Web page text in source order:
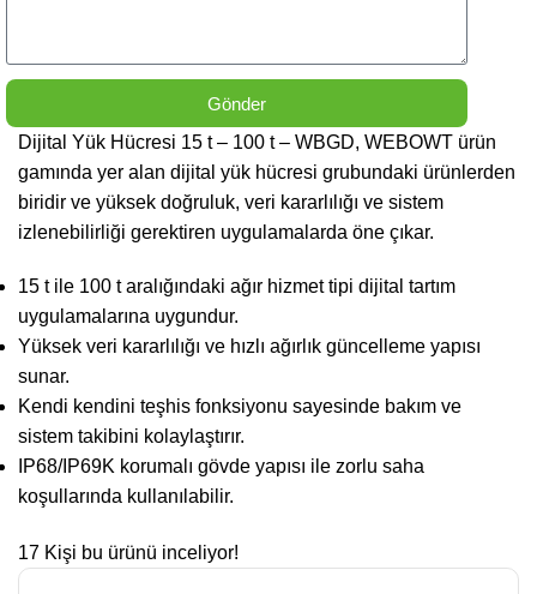
Gönder
Dijital Yük Hücresi 15 t – 100 t – WBGD, WEBOWT ürün
gamında yer alan dijital yük hücresi grubundaki ürünlerden
biridir ve yüksek doğruluk, veri kararlılığı ve sistem
izlenebilirliği gerektiren uygulamalarda öne çıkar.
15 t ile 100 t aralığındaki ağır hizmet tipi dijital tartım
uygulamalarına uygundur.
Yüksek veri kararlılığı ve hızlı ağırlık güncelleme yapısı
sunar.
Kendi kendini teşhis fonksiyonu sayesinde bakım ve
sistem takibini kolaylaştırır.
IP68/IP69K korumalı gövde yapısı ile zorlu saha
koşullarında kullanılabilir.
17 Kişi bu ürünü inceliyor!